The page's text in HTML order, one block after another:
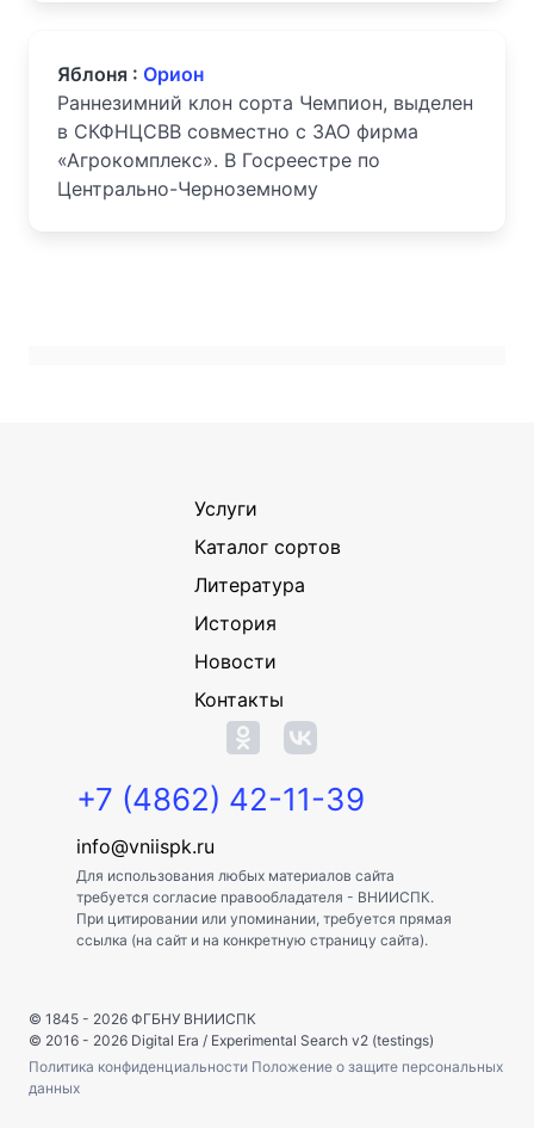
Яблоня : Орион
Раннезимний клон сорта Чемпион, выделен
в СКФНЦСВВ совместно с ЗАО фирма
«Агрокомплекс». В Госреестре по
Центрально-Черноземному
Услуги
Каталог сортов
Литература
История
Новости
Контакты
+7 (4862) 42-11-39
info@vniispk.ru
Для использования любых материалов сайта
требуется согласие правообладателя - ВНИИСПК.
При цитировании или упоминании, требуется прямая
ссылка (на сайт и на конкретную страницу сайта).
© 1845 - 2026 ФГБНУ ВНИИСПК
© 2016 - 2026 Digital Era / Experimental Search v2 (testings)
Политика конфиденциальности Положение о защите персональных
данных